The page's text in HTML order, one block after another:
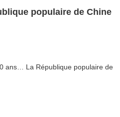
populaire de Chine